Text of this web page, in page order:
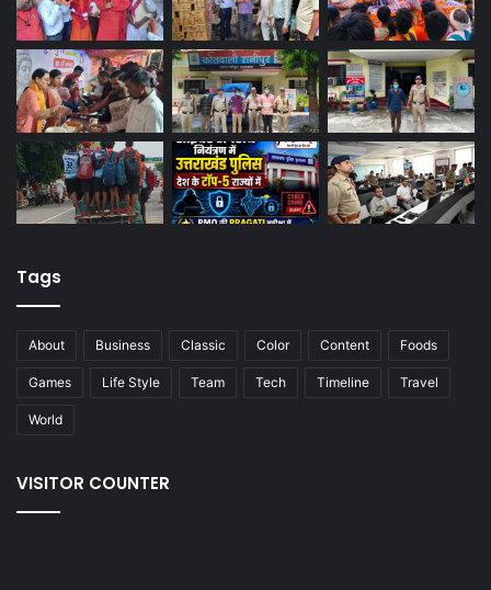
Tags
About Business Classic Color Content Foods
Games Life Style Team Tech Timeline Travel
World
VISITOR COUNTER